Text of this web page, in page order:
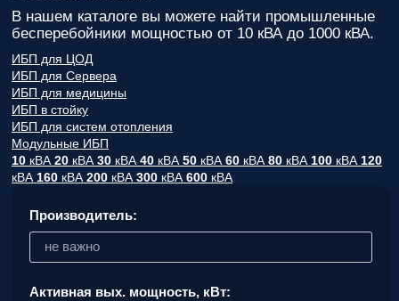
В нашем каталоге вы можете найти промышленные
бесперебойники мощностью от 10 кВА до 1000 кВА.
ИБП для ЦОД
ИБП для Сервера
ИБП для медицины
ИБП в стойку
ИБП для систем отопления
Модульные ИБП
10 кВА 20 кВА 30 кВА 40 кВА 50 кВА 60 кВА 80 кВА 100 кВА 120
кВА 160 кВА 200 кВА 300 кВА 600 кВА
Производитель:
не важно
Активная вых. мощность, кВт:
Подробный
расчет
материалов!
Контакты
вашего
который
любой